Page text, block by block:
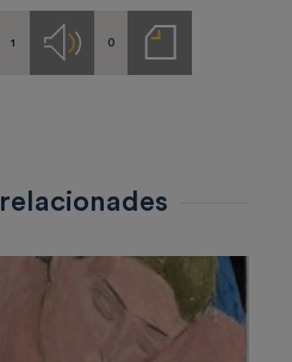
1 Audios
0
Notas
de